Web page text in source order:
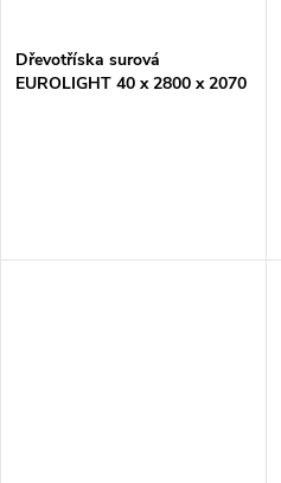
Dřevotříska surová
EUROLIGHT 40 x 2800 x 2070